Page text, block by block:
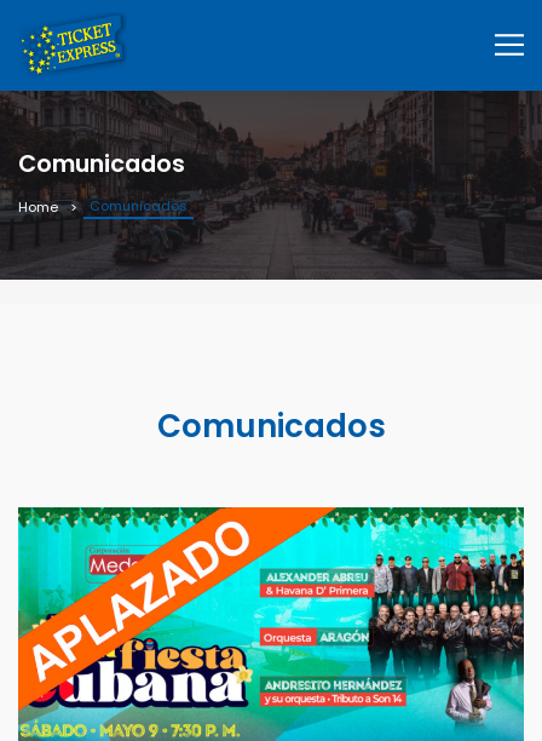
Comunicados
Home Comunicados
Comunicados